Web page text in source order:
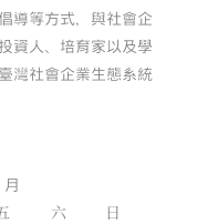
導等方式，與社會企
資人、培育家以及學
灣社會企業生態系統
六 日